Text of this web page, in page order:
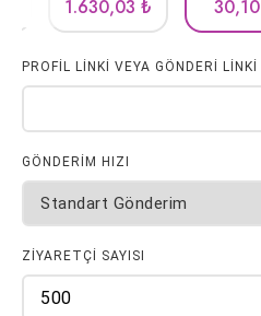
1.630,03 ₺ 30,10
PROFİL LİNKİ VEYA GÖNDERİ LİNKİ
GÖNDERİM HIZI
ZİYARETÇİ SAYISI